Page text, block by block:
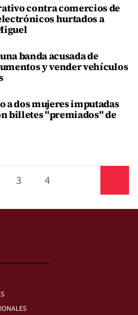
contra comercios de
hurtados a
banda acusada de
y vender vehículos
a dos mujeres imputadas
billetes "premiados" de
3 4